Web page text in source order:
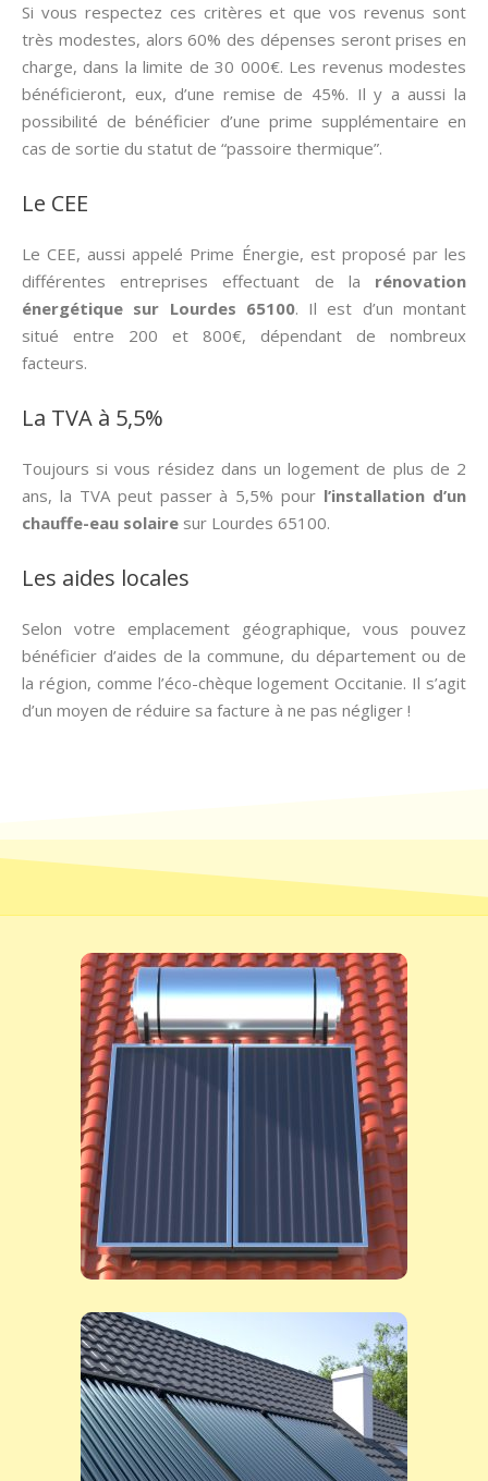
Si vous respectez ces critères et que vos revenus sont
très modestes, alors 60% des dépenses seront prises en
charge, dans la limite de 30 000€. Les revenus modestes
bénéficieront, eux, d’une remise de 45%. Il y a aussi la
possibilité de bénéficier d’une prime supplémentaire en
cas de sortie du statut de “passoire thermique”.
Le CEE
Le CEE, aussi appelé Prime Énergie, est proposé par les
différentes entreprises effectuant de la rénovation
énergétique sur Lourdes 65100. Il est d’un montant
situé entre 200 et 800€, dépendant de nombreux
facteurs.
La TVA à 5,5%
Toujours si vous résidez dans un logement de plus de 2
ans, la TVA peut passer à 5,5% pour l’installation d’un
chauffe-eau solaire sur Lourdes 65100.
Les aides locales
Selon votre emplacement géographique, vous pouvez
bénéficier d’aides de la commune, du département ou de
la région, comme l’éco-chèque logement Occitanie. Il s’agit
d’un moyen de réduire sa facture à ne pas négliger !